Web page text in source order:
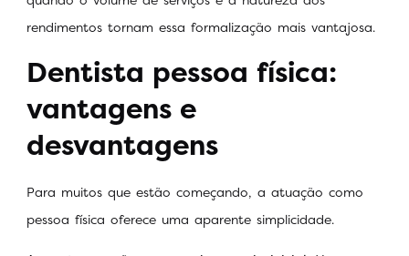
rendimentos tornam essa formalização mais vantajosa.
Dentista pessoa física:
vantagens e
desvantagens
Para muitos que estão começando, a atuação como
pessoa física oferece uma aparente simplicidade.